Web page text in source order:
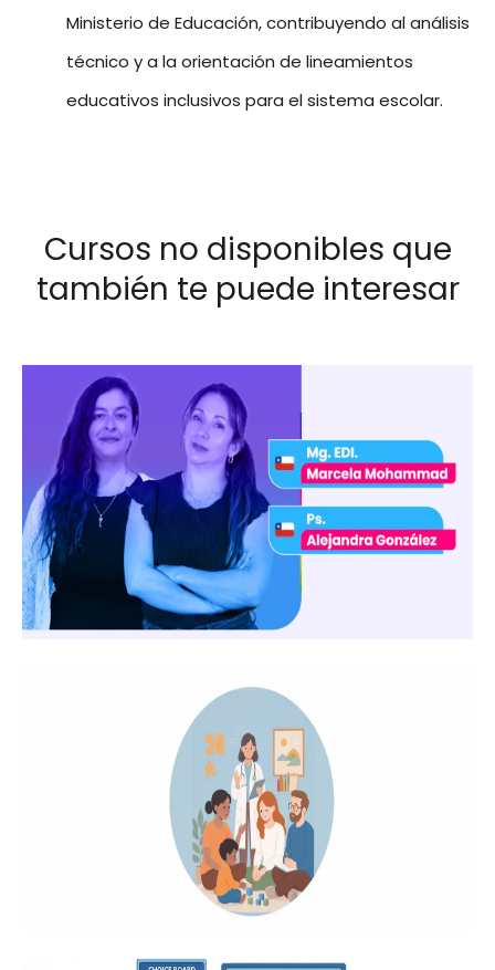
Ministerio de Educación, contribuyendo al análisis
técnico y a la orientación de lineamientos
educativos inclusivos para el sistema escolar.
Cursos no disponibles que
también te puede interesar